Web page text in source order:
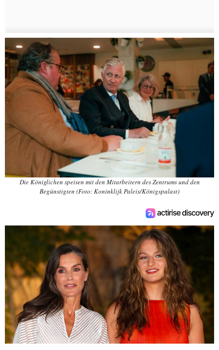
Die Königlichen speisen mit den Mitarbeitern des Zentrums und den
Begünstigten (Foto: Koninklijk Paleis/Königspalast)